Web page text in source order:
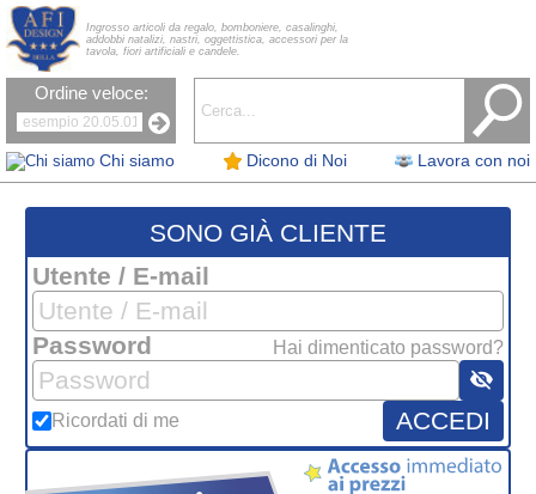
Chi siamo Dicono di Noi Lavora con noi
Ingrosso articoli da regalo, bomboniere, casalinghi,
addobbi natalizi, nastri, oggettistica, accessori per la
tavola, fiori artificiali e candele.
Ordine veloce:
SONO GIÀ CLIENTE
Utente / E-mail
Password Hai dimenticato password?
visibility_off
Ricordati di me ACCEDI